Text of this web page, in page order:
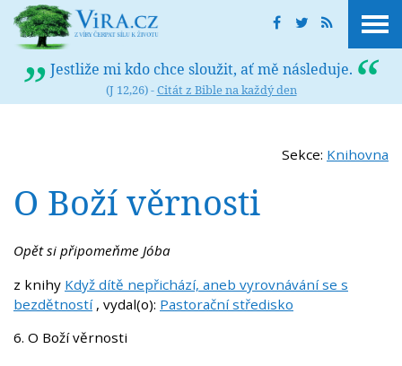
Jestliže mi kdo chce sloužit, ať mě následuje.
(J 12,26) -Citát z Bible na každý den
Sekce: Knihovna
O Boží věrnosti
Opět si připomeňme Jóba
z knihy Když dítě nepřichází, aneb vyrovnávání se s
bezdětností, vydal(o): Pastorační středisko
6. O Boží věrnosti